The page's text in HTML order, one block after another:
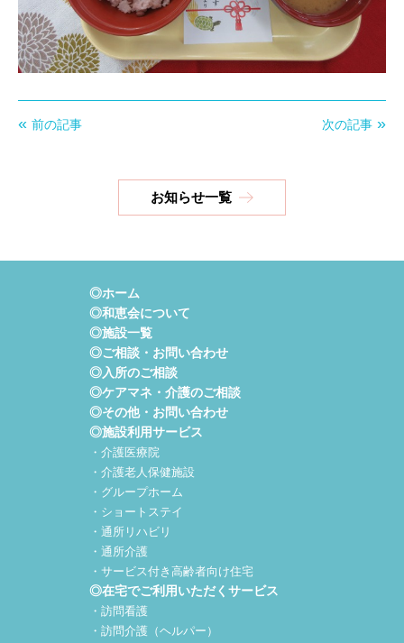
前の記事 次の記事
お知らせ一覧
◎ホーム
◎和恵会について
◎施設一覧
◎ご相談・お問い合わせ
◎入所のご相談
◎ケアマネ・介護のご相談
◎その他・お問い合わせ
◎施設利用サービス
・介護医療院
・介護老人保健施設
・グループホーム
・ショートステイ
・通所リハビリ
・通所介護
・サービス付き高齢者向け住宅
◎在宅でご利用いただくサービス
・訪問看護
・訪問介護（ヘルパー）